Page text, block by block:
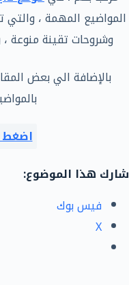
المواضيع المهمة ، والتي
وشروحات تقينة منوعة ،
بالإضافة الي بعض
اضغط
شارك هذا الموضوع:
فيس بوك
X